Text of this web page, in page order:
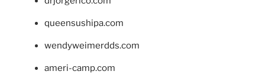
queensushipa.com
wendyweimerdds.com
ameri-camp.com